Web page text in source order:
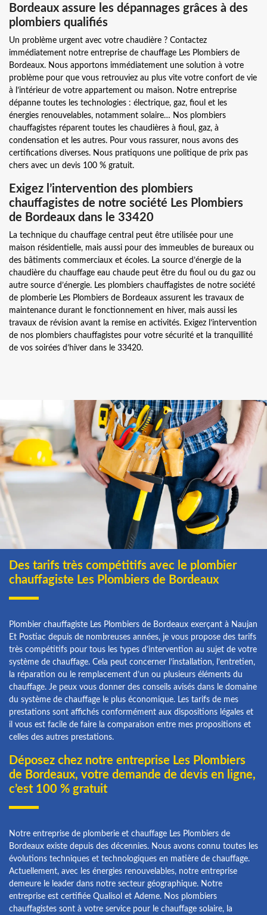
Bordeaux assure les dépannages grâces à des
plombiers qualifiés
Un problème urgent avec votre chaudière ? Contactez
immédiatement notre entreprise de chauffage Les Plombiers de
Bordeaux. Nous apportons immédiatement une solution à votre
problème pour que vous retrouviez au plus vite votre confort de vie
à l’intérieur de votre appartement ou maison. Notre entreprise
dépanne toutes les technologies : électrique, gaz, fioul et les
énergies renouvelables, notamment solaire… Nos plombiers
chauffagistes réparent toutes les chaudières à fioul, gaz, à
condensation et les autres. Pour vous rassurer, nous avons des
certifications diverses. Nous pratiquons une politique de prix pas
chers avec un devis 100 % gratuit.
Exigez l’intervention des plombiers
chauffagistes de notre société Les Plombiers
de Bordeaux dans le 33420
La technique du chauffage central peut être utilisée pour une
maison résidentielle, mais aussi pour des immeubles de bureaux ou
des bâtiments commerciaux et écoles. La source d’énergie de la
chaudière du chauffage eau chaude peut être du fioul ou du gaz ou
autre source d’énergie. Les plombiers chauffagistes de notre société
de plomberie Les Plombiers de Bordeaux assurent les travaux de
maintenance durant le fonctionnement en hiver, mais aussi les
travaux de révision avant la remise en activités. Exigez l’intervention
de nos plombiers chauffagistes pour votre sécurité et la tranquillité
de vos soirées d’hiver dans le 33420.
Des tarifs très compétitifs avec le plombier
chauffagiste Les Plombiers de Bordeaux
Plombier chauffagiste Les Plombiers de Bordeaux exerçant à Naujan
Et Postiac depuis de nombreuses années, je vous propose des tarifs
très compétitifs pour tous les types d’intervention au sujet de votre
système de chauffage. Cela peut concerner l’installation, l’entretien,
la réparation ou le remplacement d’un ou plusieurs éléments du
chauffage. Je peux vous donner des conseils avisés dans le domaine
du système de chauffage le plus économique. Les tarifs de mes
prestations sont affichés conformément aux dispositions légales et
il vous est facile de faire la comparaison entre mes propositions et
celles des autres prestations.
Déposez chez notre entreprise Les Plombiers
de Bordeaux, votre demande de devis en ligne,
c’est 100 % gratuit
Notre entreprise de plomberie et chauffage Les Plombiers de
Bordeaux existe depuis des décennies. Nous avons connu toutes les
évolutions techniques et technologiques en matière de chauffage.
Actuellement, avec les énergies renouvelables, notre entreprise
demeure le leader dans notre secteur géographique. Notre
entreprise est certifiée Qualisol et Ademe. Nos plombiers
chauffagistes sont à votre service pour le chauffage solaire, la